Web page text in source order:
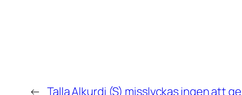
← Talla Alkurdi (S) misslyckas ingen att